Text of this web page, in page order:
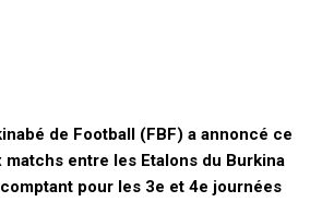
de Football (FBF) a annoncé ce
matchs entre les Etalons du Burkina
pour les 3e et 4e journées